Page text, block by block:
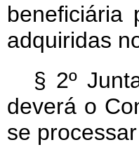
adquiridas
§ 2º
deverá o
se